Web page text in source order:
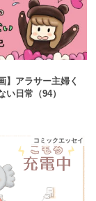
】アラサー主婦く
い日常（94）
コミックエッセイ